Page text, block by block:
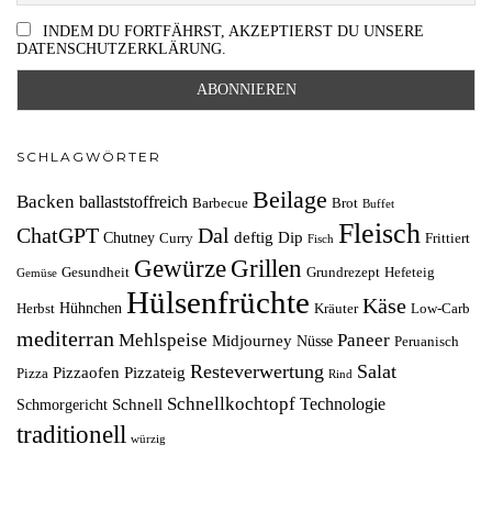
INDEM DU FORTFÄHRST, AKZEPTIERST DU UNSERE
DATENSCHUTZERKLÄRUNG.
SCHLAGWÖRTER
Backen ballaststoffreich Barbecue Beilage Brot Buffet
ChatGPT Chutney Curry Dal deftig Dip Fisch Fleisch Frittiert
Gemüse Gesundheit Gewürze Grillen Grundrezept Hefeteig
Herbst Hühnchen Hülsenfrüchte Kräuter Käse Low-Carb
mediterran Mehlspeise Midjourney Nüsse Paneer Peruanisch
Pizza Pizzaofen Pizzateig Resteverwertung Rind Salat
Schmorgericht Schnell Schnellkochtopf Technologie
traditionell würzig